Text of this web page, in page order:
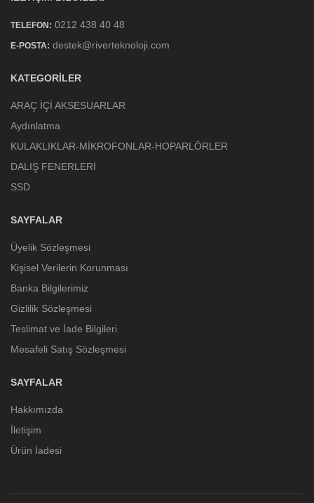
TELEFON: 0212 438 40 48
E-POSTA: destek@riverteknoloji.com
KATEGORILER
ARAÇ İÇİ AKSESUARLAR
Aydınlatma
KULAKLIKLAR-MİKROFONLAR-HOPARLÖRLER
DALIŞ FENERLERİ
SSD
SAYFALAR
Üyelik Sözleşmesi
Kişisel Verilerin Korunması
Banka Bilgilerimiz
Gizlilik Sözleşmesi
Teslimat ve İade Bilgileri
Mesafeli Satış Sözleşmesi
SAYFALAR
Hakkımızda
İletişim
Ürün İadesi